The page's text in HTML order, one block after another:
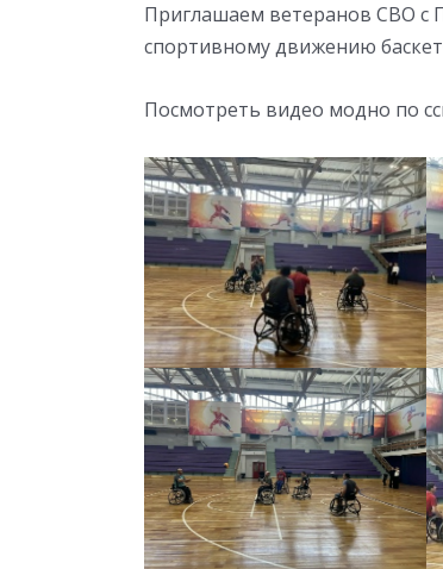
Приглашаем ветеранов СВО с
спортивному движению
Посмотреть видео модно по